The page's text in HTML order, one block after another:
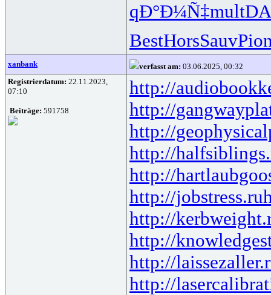
qÐ°Ð¼Ñ‡mult
BestHorsSauv
xanbank verfasst am: 03.06.2025, 00:32
Registrierdatum: 22.11.2023,
07:10
Beiträge: 591758
http://
http://
http://
http://
http://
http://jobstress.ru
http://
http://
http://
http://